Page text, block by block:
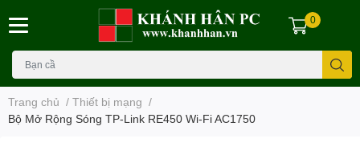
0
Trang chủ / Thiết bị mạng /
Bộ Mở Rộng Sóng TP-Link RE450 Wi-Fi AC1750